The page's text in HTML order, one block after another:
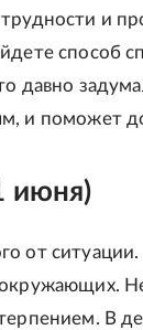
и
способ
давно
и поможет
июня)
от
В